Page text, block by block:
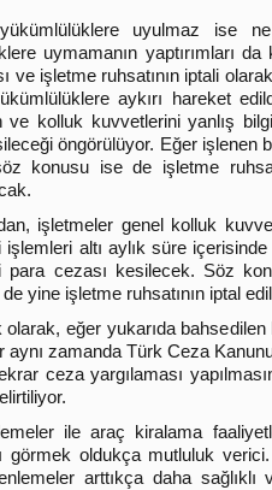
uyulmaz ise
uymamanın yaptırımları
ve işletme ruhsatının iptali
aykırı hareket
ve kolluk kuvvetlerini yanlış
öngörülüyor. Eğer işlenen
konusu ise de işletme
işletmeler genel kolluk
işlemleri altı aylık süre
para cezası kesilecek. Söz
yine işletme ruhsatının iptal
olarak, eğer yukarıda
aynı zamanda Türk Ceza
ceza yargılaması
ile araç kiralama
görmek oldukça mutluluk
arttıkça daha